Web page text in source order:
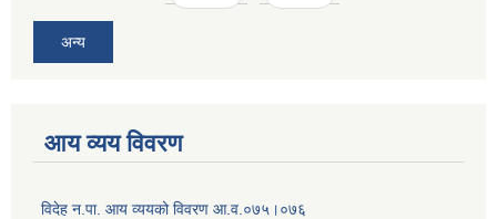
अन्य
आय व्यय विवरण
विदेह न.पा. आय व्ययको विवरण आ.व.०७५।०७६